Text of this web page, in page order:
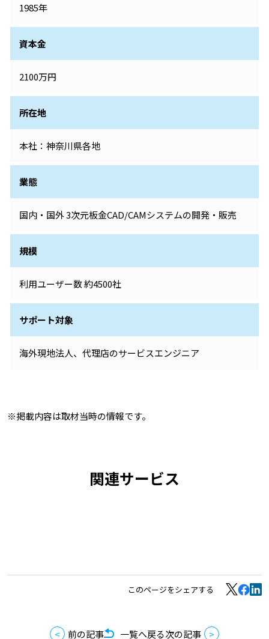
1985年
資本金
2100万円
所在地
本社：神奈川県各地
業態
国内・国外 3次元板金CAD/CAMシステムの開発・販売
規模
利用ユーザー数 約4500社
サポート対象
海外現地法人、代理店のサービスエンジニア
※掲載内容は取材当時の情報です。
関連サービス
このページをシェアする
前の記事 一覧へ戻る次の記事